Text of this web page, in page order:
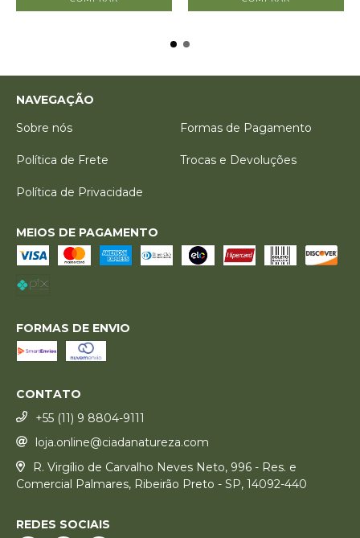
NAVEGAÇÃO
Sobre nós
Formas de Pagamento
Política de Frete Trocas e Devoluções
Política de Privacidade
MEIOS DE PAGAMENTO
FORMAS DE ENVIO
CONTATO
+55 (11) 9 8804-9111
loja.online@ciadanatureza.com
R. Virgílio de Carvalho Neves Neto, 996 - Res. e
Comercial Palmares, Ribeirão Preto - SP, 14092-440
REDES SOCIAIS